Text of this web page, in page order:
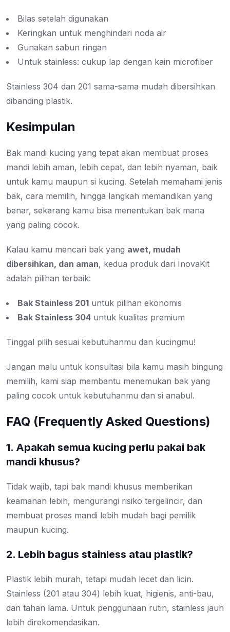
Bilas setelah digunakan
Keringkan untuk menghindari noda air
Gunakan sabun ringan
Untuk stainless: cukup lap dengan kain microfiber
Stainless 304 dan 201 sama-sama mudah dibersihkan
dibanding plastik.
Kesimpulan
Bak mandi kucing yang tepat akan membuat proses
mandi lebih aman, lebih cepat, dan lebih nyaman, baik
untuk kamu maupun si kucing. Setelah memahami jenis
bak, cara memilih, hingga langkah memandikan yang
benar, sekarang kamu bisa menentukan bak mana
yang paling cocok.
Kalau kamu mencari bak yang awet, mudah
dibersihkan, dan aman, kedua produk dari InovaKit
adalah pilihan terbaik:
Bak Stainless 201 untuk pilihan ekonomis
Bak Stainless 304 untuk kualitas premium
Tinggal pilih sesuai kebutuhanmu dan kucingmu!
Jangan malu untuk konsultasi bila kamu masih bingung
memilih, kami siap membantu menemukan bak yang
paling cocok untuk kebutuhanmu dan si anabul.
FAQ (Frequently Asked Questions)
1. Apakah semua kucing perlu pakai bak
mandi khusus?
Tidak wajib, tapi bak mandi khusus memberikan
keamanan lebih, mengurangi risiko tergelincir, dan
membuat proses mandi lebih mudah bagi pemilik
maupun kucing.
2. Lebih bagus stainless atau plastik?
Plastik lebih murah, tetapi mudah lecet dan licin.
Stainless (201 atau 304) lebih kuat, higienis, anti-bau,
dan tahan lama. Untuk penggunaan rutin, stainless jauh
lebih direkomendasikan.